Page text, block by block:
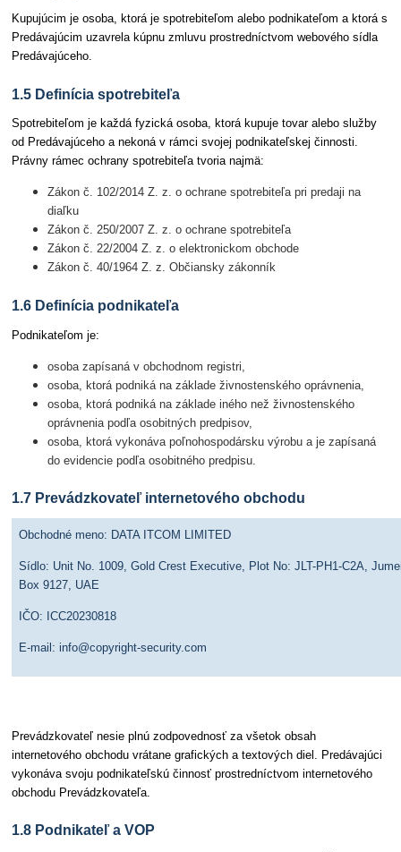
Kupujúcim je osoba, ktorá je spotrebiteľom alebo podnikateľom a ktorá s
Predávajúcim uzavrela kúpnu zmluvu prostredníctvom webového sídla
Predávajúceho.
1.5 Definícia spotrebiteľa
Spotrebiteľom je každá fyzická osoba, ktorá kupuje tovar alebo služby
od Predávajúceho a nekoná v rámci svojej podnikateľskej činnosti.
Právny rámec ochrany spotrebiteľa tvoria najmä:
Zákon č. 102/2014 Z. z. o ochrane spotrebiteľa pri predaji na
diaľku
Zákon č. 250/2007 Z. z. o ochrane spotrebiteľa
Zákon č. 22/2004 Z. z. o elektronickom obchode
Zákon č. 40/1964 Z. z. Občiansky zákonník
1.6 Definícia podnikateľa
Podnikateľom je:
osoba zapísaná v obchodnom registri,
osoba, ktorá podniká na základe živnostenského oprávnenia,
osoba, ktorá podniká na základe iného než živnostenského
oprávnenia podľa osobitných predpisov,
osoba, ktorá vykonáva poľnohospodársku výrobu a je zapísaná
do evidencie podľa osobitného predpisu.
1.7 Prevádzkovateľ internetového obchodu
Obchodné meno: DATA ITCOM LIMITED
Sídlo: Unit No. 1009, Gold Crest Executive, Plot No: JLT-PH1-C2A,
Box 9127, UAE
IČO: ICC20230818
E-mail: info@copyright-security.com
Prevádzkovateľ nesie plnú zodpovednosť za všetok obsah
internetového obchodu vrátane grafických a textových diel. Predávajúci
vykonáva svoju podnikateľskú činnosť prostredníctvom internetového
obchodu Prevádzkovateľa.
1.8 Podnikateľ a VOP